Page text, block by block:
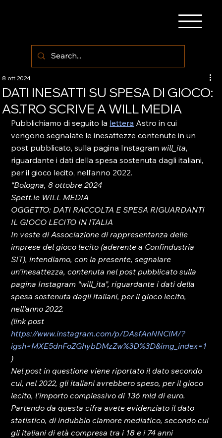
DATI INESATTI SU SPESA DI GIOCO:
AS.TRO SCRIVE A WILL MEDIA
8 ott 2024
Pubblichiamo di seguito la lettera Astro in cui
vengono segnalate le inesattezze contenute in un
post pubblicato, sulla pagina Instagram will_ita,
riguardante i dati della spesa sostenuta dagli italiani,
per il gioco lecito, nell’anno 2022.
“Bologna, 8 ottobre 2024
Spett.le WILL MEDIA
OGGETTO: DATI RACCOLTA E SPESA RIGUARDANTI
IL GIOCO LECITO IN ITALIA
In veste di Associazione di rappresentanza delle
imprese del gioco lecito (aderente a Confindustria
SIT), intendiamo, con la presente, segnalare
un’inesattezza, contenuta nel post pubblicato sulla
pagina Instagram “will_ita”, riguardante i dati della
spesa sostenuta dagli italiani, per il gioco lecito,
nell’anno 2022.
(link post
https://www.instagram.com/p/DAsfAnNNClM/?
igsh=MXE5dnFoZGhybDMzZw%3D%3D&img_index=1
)
Nel post in questione viene riportato il dato secondo
cui, nel 2022, gli italiani avrebbero speso, per il gioco
lecito, l’importo complessivo di 136 mld di euro.
Partendo da questa cifra avete evidenziato il dato
statistico, di indubbio clamore mediatico, secondo cui
gli italiani di età compresa tra i 18 e i 74 anni